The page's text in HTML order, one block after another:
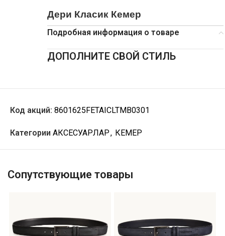
Дери Класик Кемер
Подробная информация о товаре
ДОПОЛНИТЕ СВОЙ СТИЛЬ
Код акций: 8601625FETAICLTMB0301
Категории АКСЕСУАРЛАР, КЕМЕР
Сопутствующие товары